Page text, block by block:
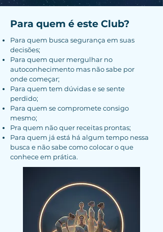
Para quem é este Club?
Para quem busca segurança em suas
decisões;
Para quem quer mergulhar no
autoconhecimento mas não sabe por
onde começar;
Para quem tem dúvidas e se sente
perdido;
Para quem se compromete consigo
mesmo;
Pra quem não quer receitas prontas;
Para quem já está há algum tempo nessa
busca e não sabe como colocar o que
conhece em prática.